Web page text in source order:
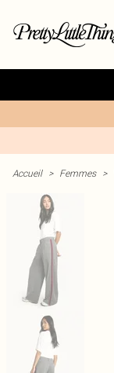
Accueil > Femmes >